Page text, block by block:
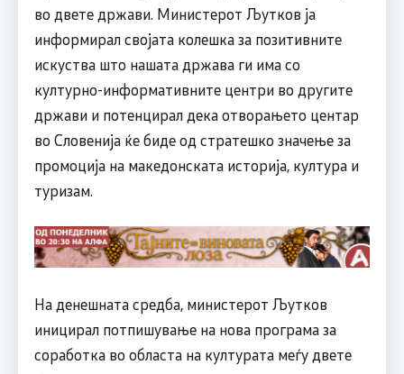
во двете држави. Министерот Љутков ја
информирал својата колешка за позитивните
искуства што нашата држава ги има со
културно-информативните центри во другите
држави и потенцирал дека отворањето центар
во Словенија ќе биде од стратешко значење за
промоција на македонската историја, култура и
туризам.
На денешната средба, министерот Љутков
иницирал потпишување на нова програма за
соработка во областа на културата меѓу двете